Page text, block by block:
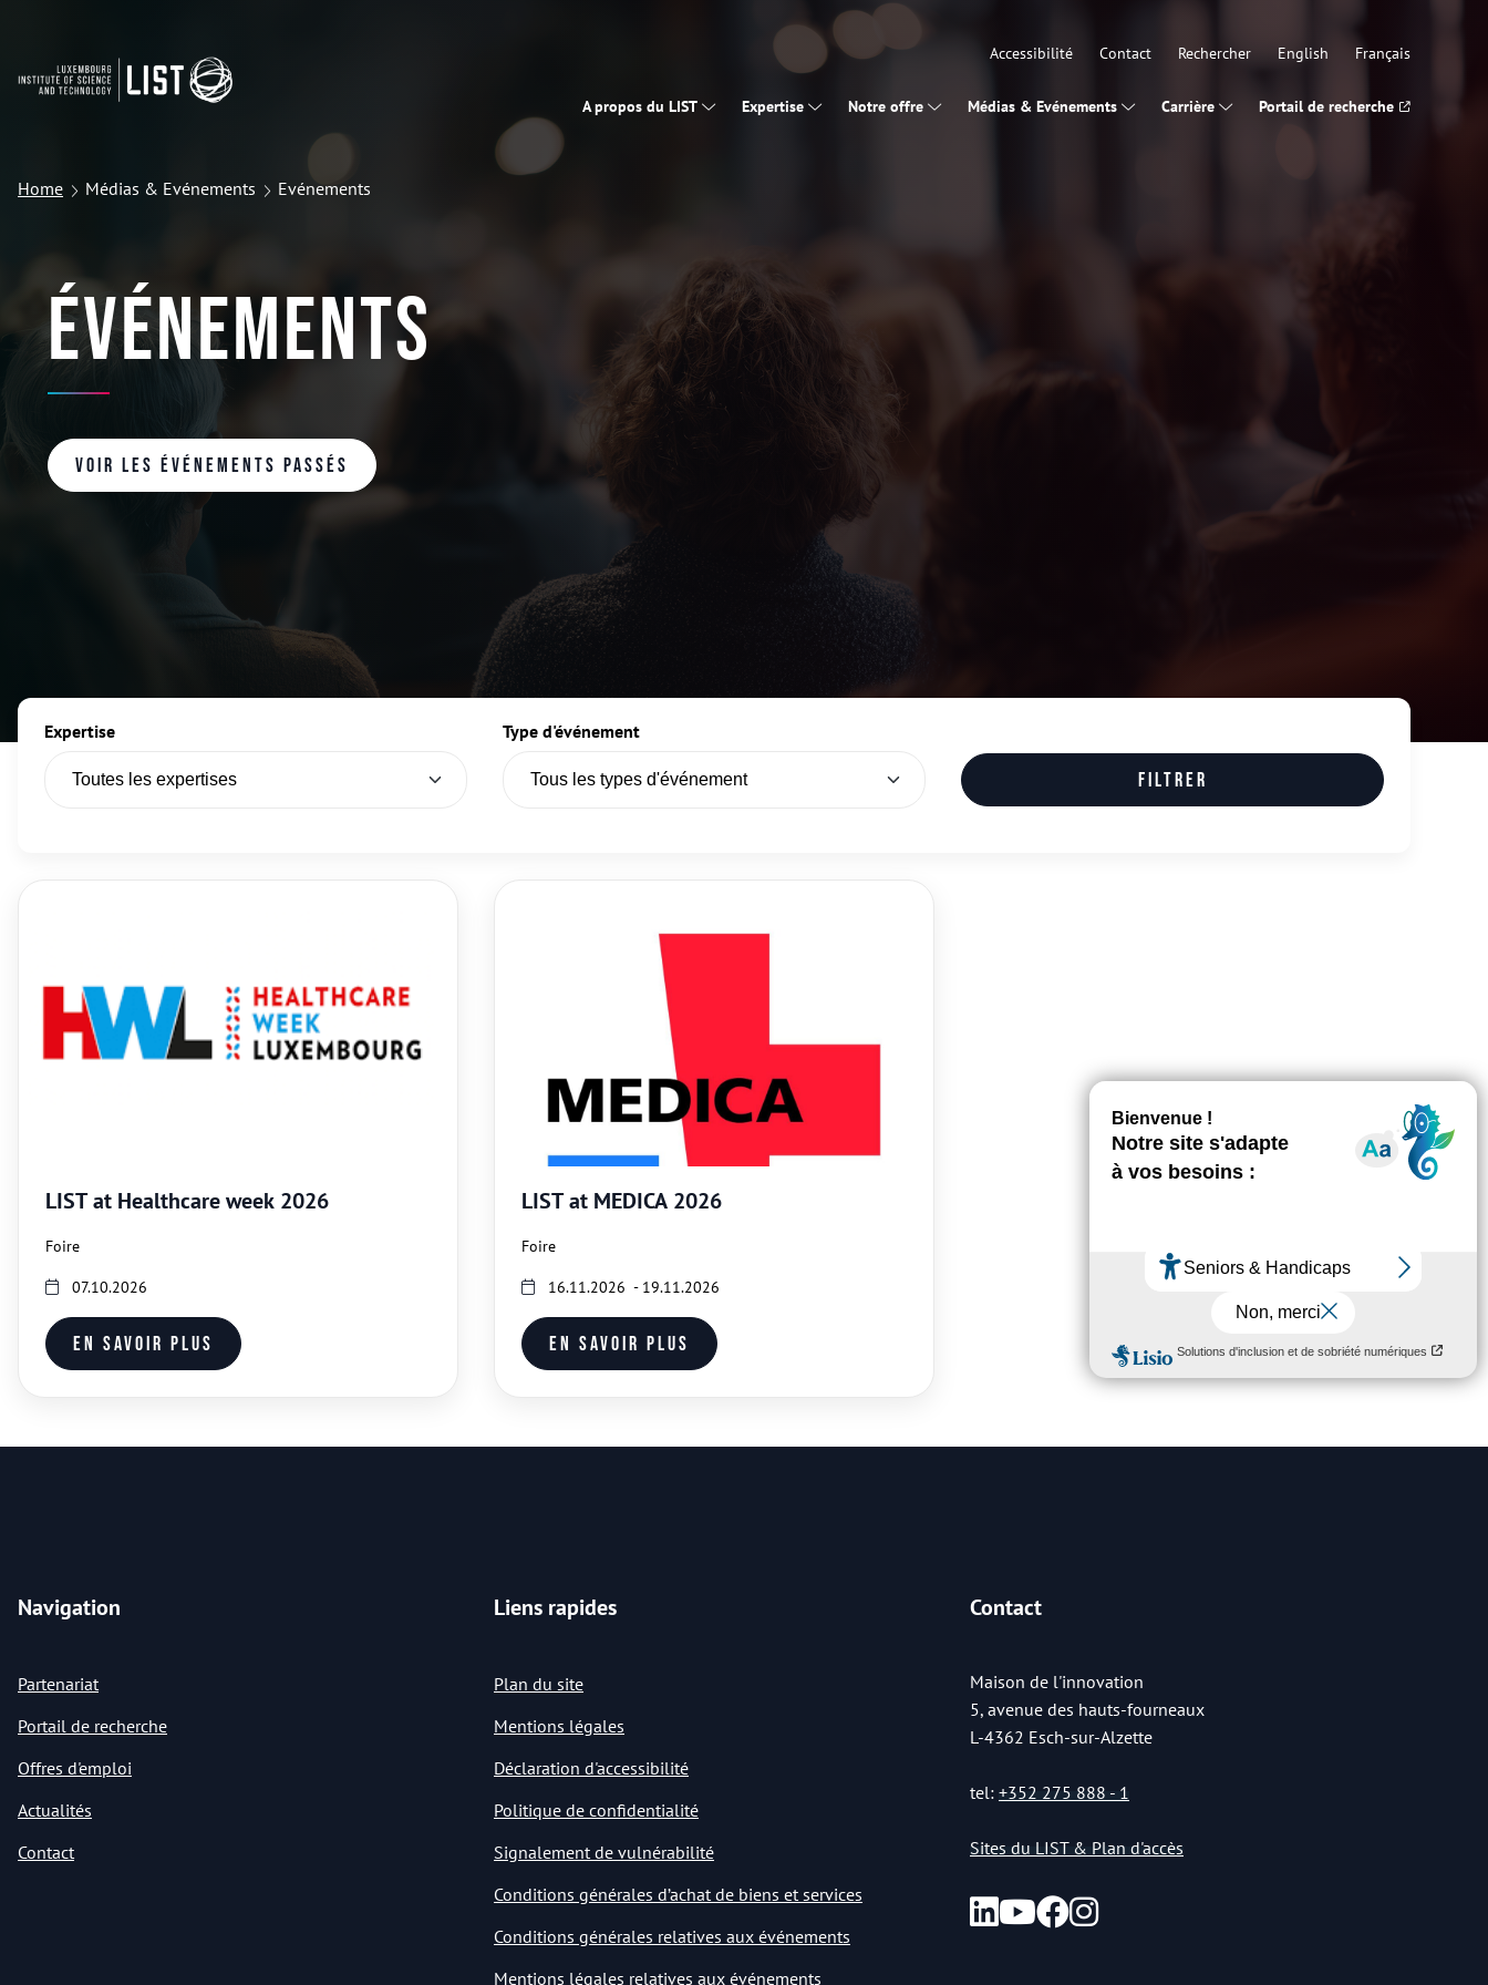
Accessibilité Contact Rechercher English Français
A propos du LIST Expertise Notre offre Médias & Evénements Carrière Portail de recherche
Home Médias & Evénements Evénements
Événements
Voir les événements passés
Expertise Type d'événement
Filtrer
LIST at Healthcare week 2026
Foire
07.10.2026
En savoir plus
LIST at MEDICA 2026
Foire
16.11.2026 - 19.11.2026
En savoir plus
Navigation
Partenariat
Portail de recherche
Offres d'emploi
Actualités
Contact
Liens rapides
Plan du site
Mentions légales
Déclaration d'accessibilité
Politique de confidentialité
Signalement de vulnérabilité
Conditions générales d’achat de biens et services
Conditions générales relatives aux événements
Mentions légales relatives aux événements
Contact
Maison de l'innovation
5, avenue des hauts-fourneaux
L-4362 Esch-sur-Alzette
tel: +352 275 888 - 1
Sites du LIST & Plan d'accès